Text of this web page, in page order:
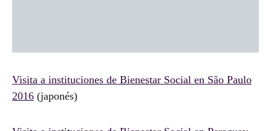
Visita a instituciones de Bienestar Social en São Paulo
2016 (japonés)